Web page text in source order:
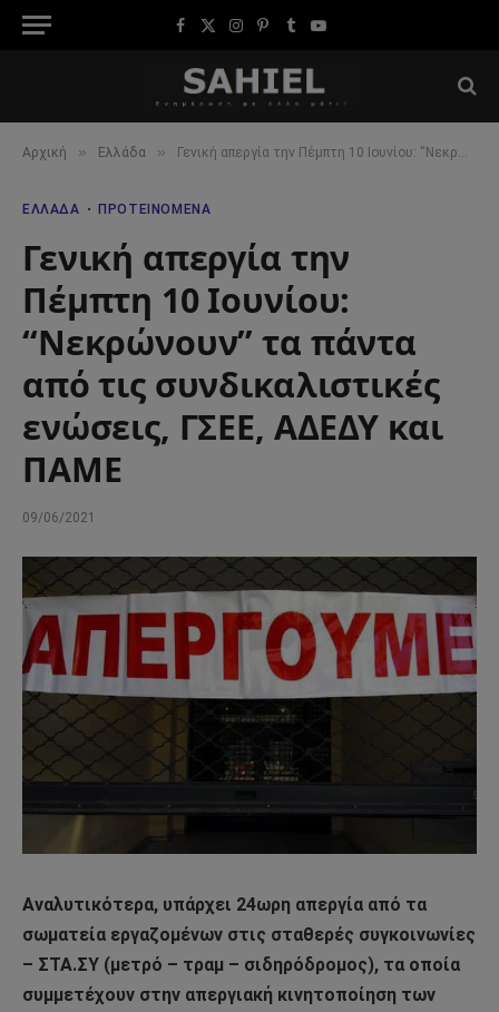
Facebook
X
Instagram
Pinterest
TumblrYouTube
Αρχική » Ελλάδα » Γενική απεργία την Πέμπτη 10 Ιουνίου: “Νεκρώνουν” τα πάντα από τις συνδικαλιστικές ενώσεις, ΓΣΕΕ, ΑΔΕΔΥ και ΠΑΜΕ
ΕΛΛΆΔΑ ΠΡΟΤΕΙΝΌΜΕΝΑ
Γενική απεργία την
Πέμπτη 10 Ιουνίου:
“Νεκρώνουν” τα πάντα
από τις συνδικαλιστικές
ενώσεις, ΓΣΕΕ, ΑΔΕΔΥ και
ΠΑΜΕ
09/06/2021
Αναλυτικότερα, υπάρχει 24ωρη απεργία από τα
σωματεία εργαζομένων στις σταθερές συγκοινωνίες
– ΣΤΑ.ΣΥ (μετρό – τραμ – σιδηρόδρομος), τα οποία
συμμετέχουν στην απεργιακή κινητοποίηση των